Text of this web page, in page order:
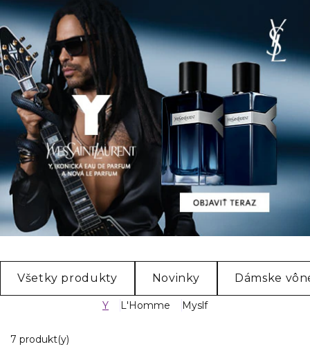
Všetky produkty Novinky Dámske
Y L'Homme Myslf
7 produkt(y)